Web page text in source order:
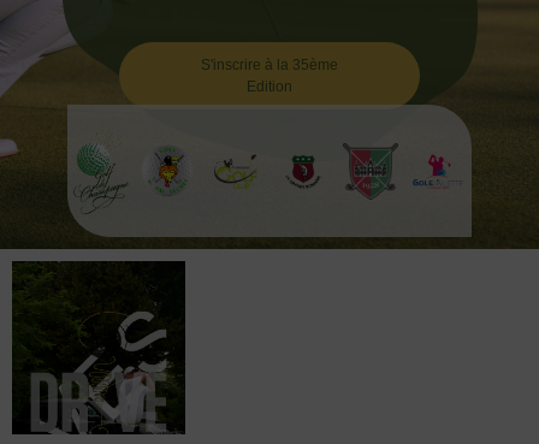
S'inscrire à la 35ème
Edition